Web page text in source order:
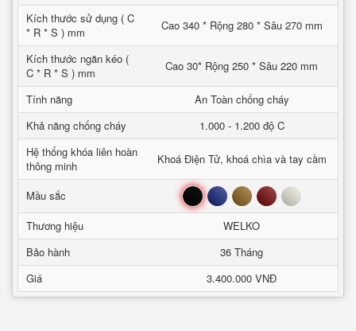
Kích thước sử dụng ( C
* R * S ) mm
Cao 340 * Rộng 280 * Sâu 270 mm
Kích thước ngăn kéo (
C * R * S ) mm
Cao 30* Rộng 250 * Sâu 220 mm
Tính năng
An Toàn chống cháy
Khả năng chống cháy
1.000 - 1.200 độ C
Hệ thống khóa liên hoàn
thông minh
Khoá Điện Tử, khoá chìa và tay cầm
Mầu sắc Đen Xanh Nâu Đỏ Trắng
Thương hiệu
WELKO
Bảo hành
36 Tháng
Giá
3.400.000 VNĐ